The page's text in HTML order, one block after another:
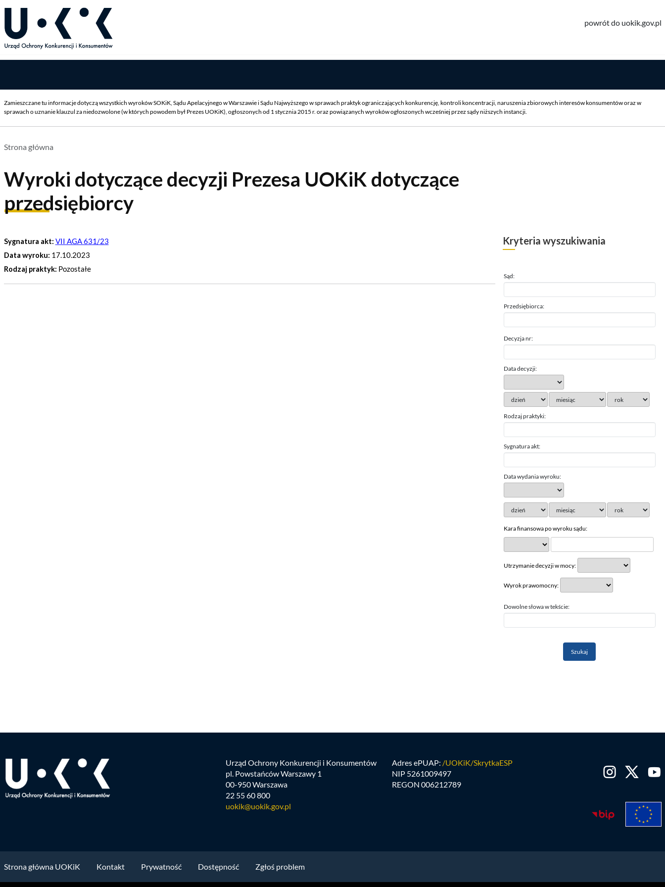
powrót do uokik.gov.pl
Zamieszczane tu informacje dotyczą wszystkich wyroków SOKiK, Sądu Apelacyjnego w Warszawie i Sądu Najwyższego w sprawach praktyk ograniczających konkurencję, kontroli koncentracji, naruszenia zbiorowych interesów konsumentów oraz w
sprawach o uznanie klauzul za niedozwolone (w których powodem był Prezes UOKiK), ogłoszonych od 1 stycznia 2015 r. oraz powiązanych wyroków ogłoszonych wcześniej przez sądy niższych instancji.
Strona główna
Wyroki dotyczące decyzji Prezesa UOKiK dotyczące
przedsiębiorcy
Sygnatura akt: VII AGA 631/23
Data wyroku: 17.10.2023
Rodzaj praktyk: Pozostałe
Kryteria wyszukiwania
Sąd:
Przedsiębiorca:
Decyzja nr:
Data decyzji:
Rodzaj praktyki:
Sygnatura akt:
Data wydania wyroku:
Kara finansowa po wyroku sądu:
Utrzymanie decyzji w mocy:
Wyrok prawomocny:
Dowolne słowa w tekście:
Urząd Ochrony Konkurencji i Konsumentów
pl. Powstańców Warszawy 1
00-950 Warszawa
22 55 60 800
uokik@uokik.gov.pl
Adres ePUAP: /UOKiK/SkrytkaESP
NIP 5261009497
REGON 006212789
Strona główna UOKiK Kontakt Prywatność Dostępność Zgłoś problem